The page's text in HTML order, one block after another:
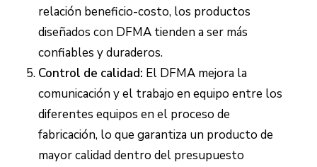
relación beneficio-costo, los productos
diseñados con DFMA tienden a ser más
confiables y duraderos.
Control de calidad: El DFMA mejora la
comunicación y el trabajo en equipo entre los
diferentes equipos en el proceso de
fabricación, lo que garantiza un producto de
mayor calidad dentro del presupuesto